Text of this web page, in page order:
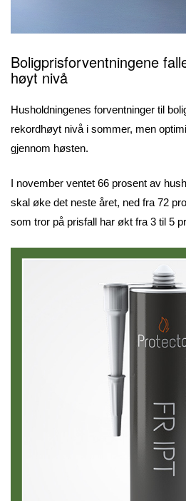
Boligprisforventningene
høyt nivå
Husholdningenes forventninger til
rekordhøyt nivå i sommer, men
gjennom høsten.
I november ventet 66 prosent av
skal øke det neste året, ned fra 72
som tror på prisfall har økt fra 3 til 5